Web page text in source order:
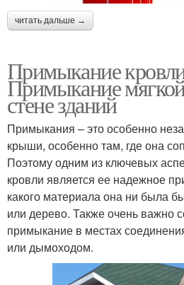
читать дальше →
Примыкание
Примыкание
стене зданий
Примыкания – это особенно
крыши, особенно там, где она
Поэтому одним из ключевых
кровли является ее надежное
какого материала она ни была
или дерево. Также очень важно
примыкание в местах
или дымоходом.